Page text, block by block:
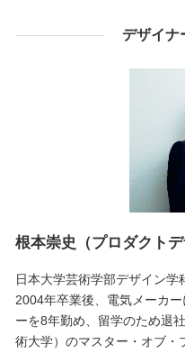
デザイナ
根本崇史（プロダクトデ
日本大学芸術学部デザイン学
2004年卒業後、電気メーカ
ーを8年勤め、留学のため退
術大学）のマスター・オブ・